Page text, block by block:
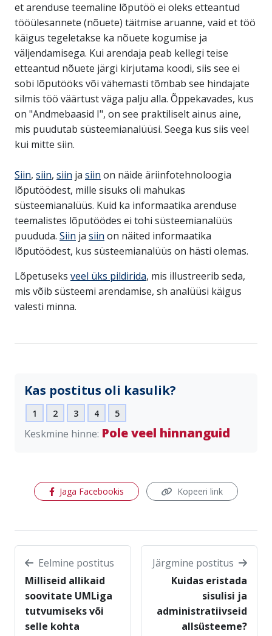
et arenduse teemaline lõputöö ei oleks etteantud
tööülesannete (nõuete) täitmise aruanne, vaid et töö
käigus tegeletakse ka nõuete kogumise ja
väljendamisega. Kui arendaja peab kellegi teise
etteantud nõuete järgi kirjutama koodi, siis see ei
sobi lõputööks või vähemasti tõmbab see hindajate
silmis töö väärtust väga palju alla. Õppekavades, kus
on "Andmebaasid I", on see praktiliselt ainus aine,
mis puudutab süsteemianalüüsi. Seega kus siis veel
kui mitte siin.
Siin, siin, siin ja siin on näide äriinfotehnoloogia
lõputöödest, mille sisuks oli mahukas
süsteemianalüüs. Kuid ka informaatika arenduse
teemalistes lõputöödes ei tohi süsteemianalüüs
puududa. Siin ja siin on näited informaatika
lõputöödest, kus süsteemianalüüs on hästi olemas.
Lõpetuseks veel üks pildirida, mis illustreerib seda,
mis võib süsteemi arendamise, sh analüüsi käigus
valesti minna.
Kas postitus oli kasulik?
1 2 3 4 5
Keskmine hinne: Pole veel hinnanguid
Jaga Facebookis (avaneb uues aknas)
Kopeeri link
Eelmine postitus
Milliseid allikaid
soovitate UMLiga
tutvumiseks või
selle kohta
Järgmine postitus
Kuidas eristada
sisulisi ja
administratiivseid
allsüsteeme?